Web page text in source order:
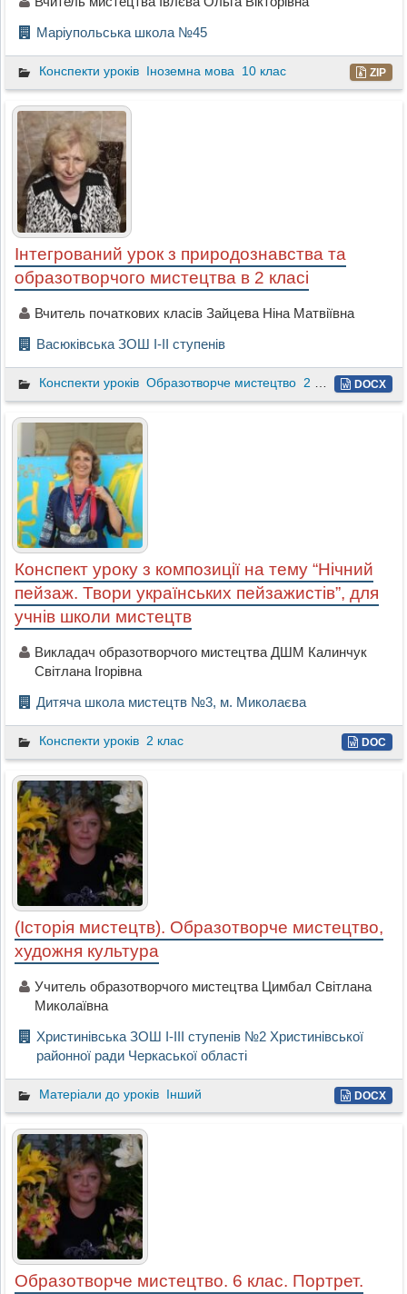
Маріупольська школа №45
Конспекти уроків Іноземна мова 10 клас ZIP
Інтегрований урок з природознавства та
образотворчого мистецтва в 2 класі
Вчитель початкових класів Зайцева Ніна Матвіївна
Васюківська ЗОШ I-II ступенів
Конспекти уроків Образотворче мистецтво 2 клас DOCX
Конспект уроку з композиції на тему “Нічний
пейзаж. Твори українських пейзажистів”, для
учнів школи мистецтв
Викладач образотворчого мистецтва ДШМ Калинчук
Світлана Ігорівна
Дитяча школа мистецтв №3, м. Миколаєва
Конспекти уроків 2 клас DOC
(Історія мистецтв). Образотворче мистецтво,
художня культура
Учитель образотворчого мистецтва Цимбал Світлана
Миколаївна
Христинівська ЗОШ І-ІІІ ступенів №2 Христинівської
районної ради Черкаської області
Матеріали до уроків Інший DOCX
Образотворче мистецтво. 6 клас. Портрет.